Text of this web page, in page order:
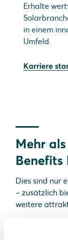
Erhalte
in einem
Umfeld.
Karriere
Mehr
Benefits
Dies sind nur
– zusätzlich
weitere